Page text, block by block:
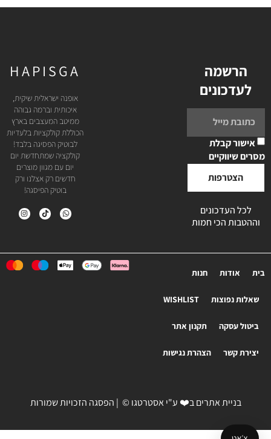
הרשמה
לעדכונים
אישור קבלת
מסרים שיווקיים
הצטרפות
לכל העדכונים
וההטבות הכי חמות
HAPISGA
אופנה ישראלית שיקית,
איכותית וברמה גבוהה
ממיטב המעצבים בארץ
הכוללת קולקציות בלעדיות
לבוטיק הפסיגה בלבד!
קולקציה שמתחדשת יום
יום עם מגוון מוצרים
חדשים רק אצלנו ורק
בוטיק הפיסגה!
בית אודות חנות
שאלות נפוצות WISHLIST
ביטול עסקה תקנון אתר
יצירת קשר הצהרת נגישות
בניית אתריםב❤️ ע"יאסטרטגו© | הפסגה הזכויות שמורות